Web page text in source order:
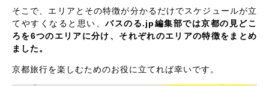
そこで、エリアとその特徴が分かるだけでスケジュールが立
てやすくなると思い、バスのる.jp編集部では京都の見どこ
ろを6つのエリアに分け、それぞれのエリアの特徴をまとめ
ました。
京都旅行を楽しむためのお役に立てれば幸いです。